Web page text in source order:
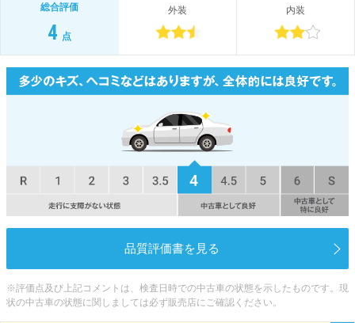
総合評価
4 点
外装 内装
品質評価書を見る
※評価点及び上記コメントは、検査日時での中古車の状態を示したものです。現
状の中古車の状態に関しましては必ず販売店にご確認ください。